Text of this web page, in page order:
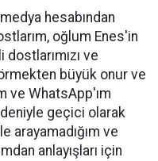
hesabından
oğlum Enes'in
ve
büyük onur ve
ve WhatsApp'ım
geçici olarak
arayamadığım ve
anlayışları için